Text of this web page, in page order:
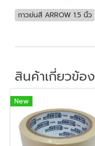
กาวย่นสี ARROW 1.5 นิ้ว
สินค้าเกี่ยวข้อง
New